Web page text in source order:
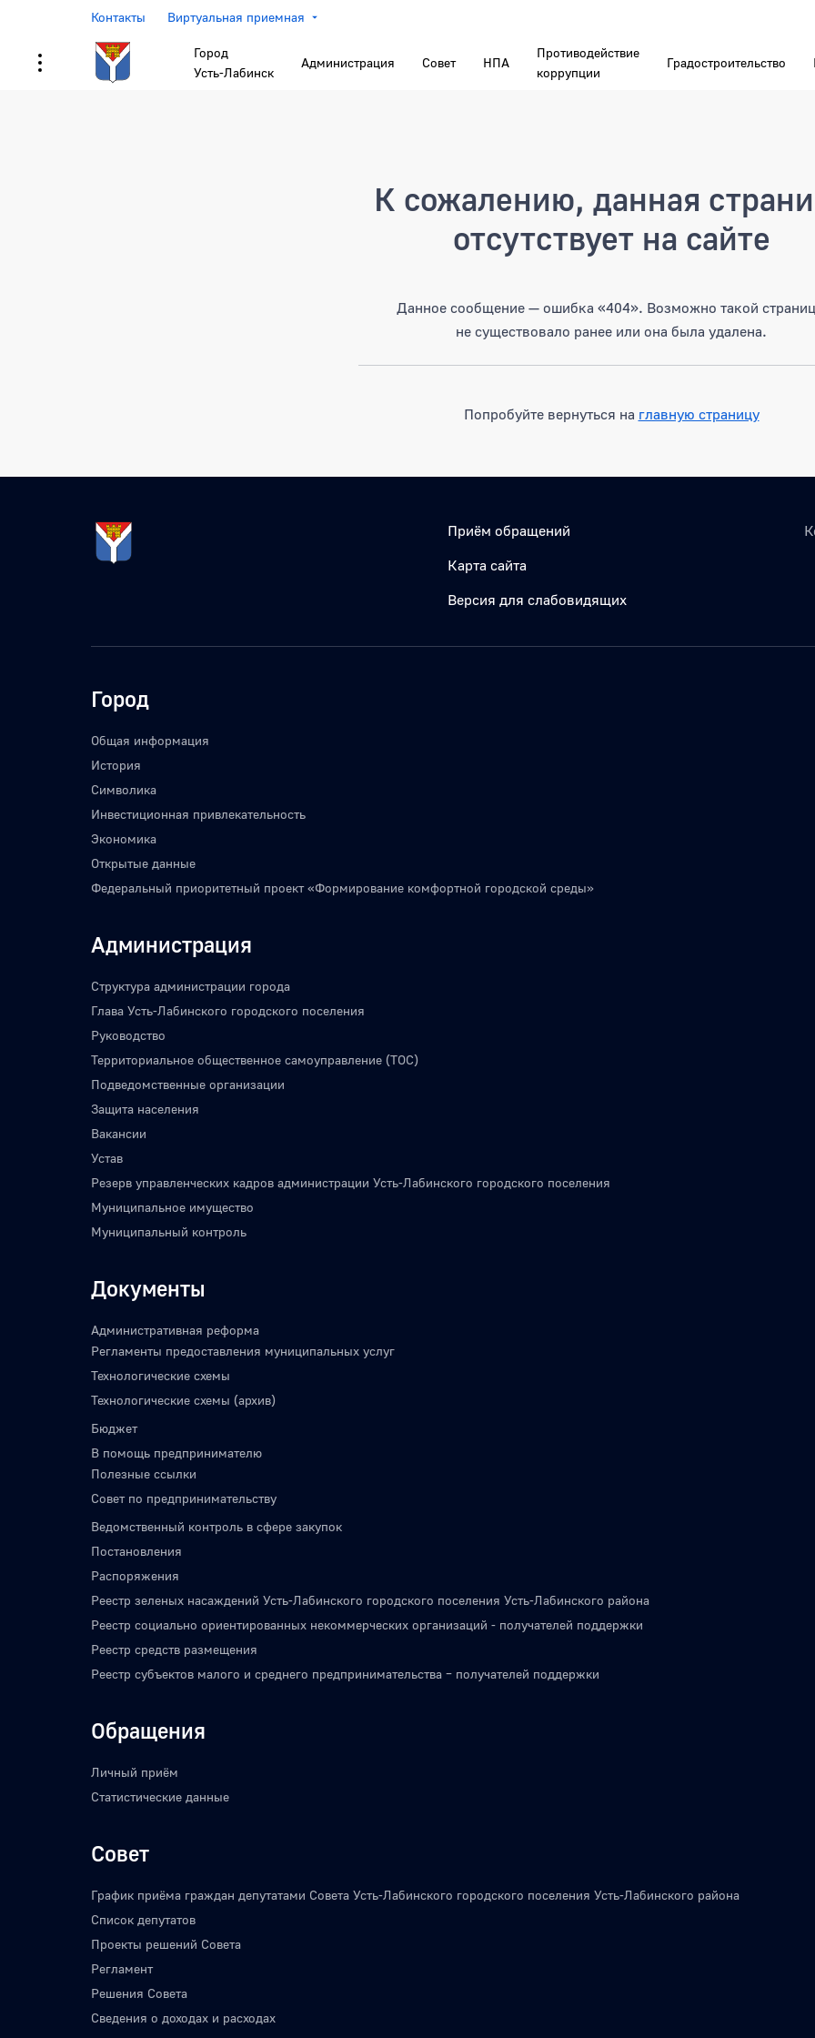
Контакты Виртуальная приемная
Город
Усть-Лабинск
Администрация Совет НПА
Противодействие
коррупции
Градостроительство
К сожалению, данная
отсутствует на сайте
Данное сообщение — ошибка «404». Возможно такой
не существовало ранее или она была удалена.
Попробуйте вернуться на главную страницу
Приём обращений
Карта сайта
Версия для слабовидящих
Город
Общая информация
История
Символика
Инвестиционная привлекательность
Экономика
Открытые данные
Федеральный приоритетный проект «Формирование комфортной городской среды»
Администрация
Структура администрации города
Глава Усть-Лабинского городского поселения
Руководство
Территориальное общественное самоуправление (ТОС)
Подведомственные организации
Защита населения
Вакансии
Устав
Резерв управленческих кадров администрации Усть-Лабинского городского поселения
Муниципальное имущество
Муниципальный контроль
Документы
Административная реформа
Регламенты предоставления муниципальных услуг
Технологические схемы
Технологические схемы (архив)
Бюджет
В помощь предпринимателю
Полезные ссылки
Совет по предпринимательству
Ведомственный контроль в сфере закупок
Постановления
Распоряжения
Реестр зеленых насаждений Усть-Лабинского городского поселения Усть-Лабинского района
Реестр социально ориентированных некоммерческих организаций - получателей поддержки
Реестр средств размещения
Реестр субъектов малого и среднего предпринимательства – получателей поддержки
Обращения
Личный приём
Статистические данные
Совет
График приёма граждан депутатами Совета Усть-Лабинского городского поселения Усть-Лабинского района
Список депутатов
Проекты решений Совета
Регламент
Решения Совета
Сведения о доходах и расходах